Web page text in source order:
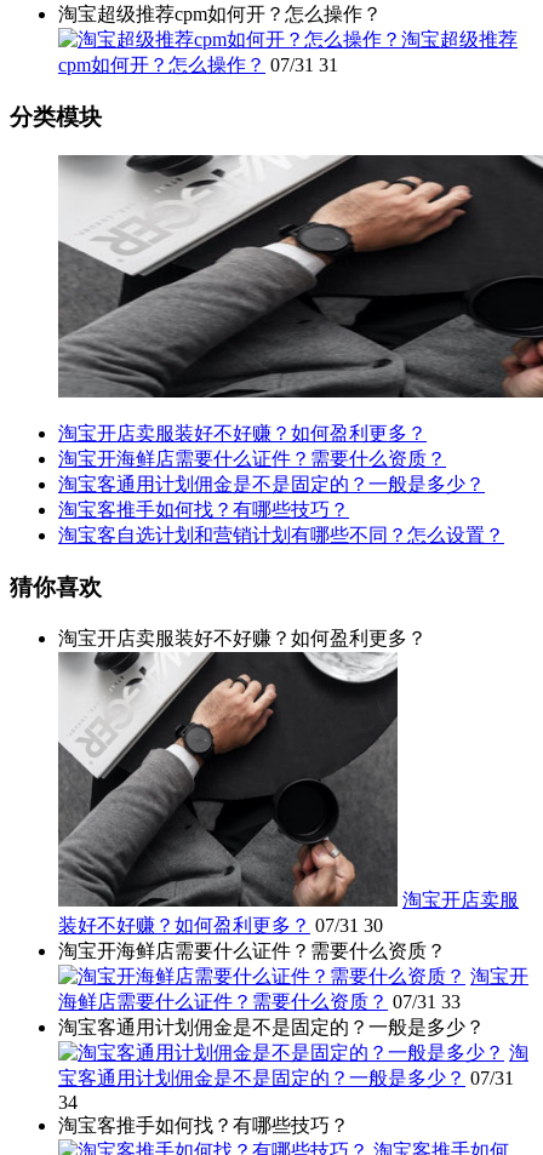
淘宝超级推荐cpm如何开？怎么操作？
淘宝超级推荐
cpm如何开？怎么操作？ 07/31 31
分类模块
淘宝开店卖服装好不好赚？如何盈利更多？
淘宝开海鲜店需要什么证件？需要什么资质？
淘宝客通用计划佣金是不是固定的？一般是多少？
淘宝客推手如何找？有哪些技巧？
淘宝客自选计划和营销计划有哪些不同？怎么设置？
猜你喜欢
淘宝开店卖服装好不好赚？如何盈利更多？
淘宝开店卖服
装好不好赚？如何盈利更多？ 07/31 30
淘宝开海鲜店需要什么证件？需要什么资质？
淘宝开
海鲜店需要什么证件？需要什么资质？ 07/31 33
淘宝客通用计划佣金是不是固定的？一般是多少？
淘
宝客通用计划佣金是不是固定的？一般是多少？ 07/31
34
淘宝客推手如何找？有哪些技巧？
淘宝客推手如何